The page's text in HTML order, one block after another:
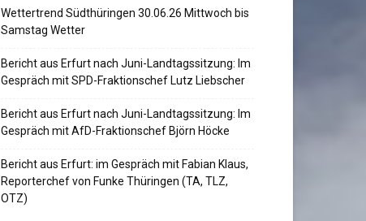
Wettertrend Südthüringen 30.06.26 Mittwoch bis
Samstag Wetter
Bericht aus Erfurt nach Juni-Landtagssitzung: Im
Gespräch mit SPD-Fraktionschef Lutz Liebscher
Bericht aus Erfurt nach Juni-Landtagssitzung: Im
Gespräch mit AfD-Fraktionschef Björn Höcke
Bericht aus Erfurt: im Gespräch mit Fabian Klaus,
Reporterchef von Funke Thüringen (TA, TLZ,
OTZ)